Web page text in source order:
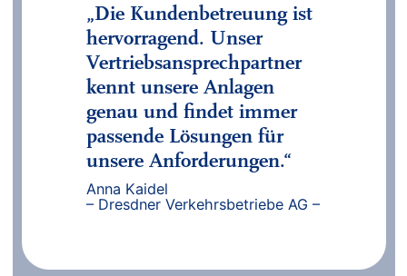
„Die Kundenbetreuung ist
hervorragend. Unser
Vertriebsansprechpartner
kennt unsere Anlagen
genau und findet immer
passende Lösungen für
unsere Anforderungen.“
Anna Kaidel
– Dresdner Verkehrsbetriebe AG –